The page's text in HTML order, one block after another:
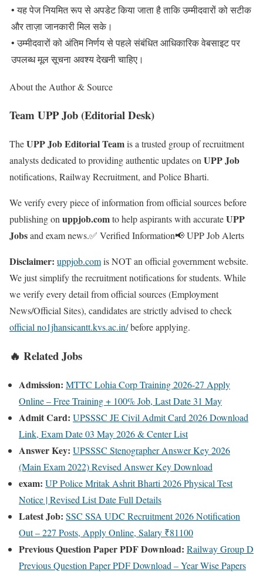
• यह पेज नियमित रूप से अपडेट किया जाता है ताकि उम्मीदवारों को सटीक
और ताज़ा जानकारी मिल सके।
• उम्मीदवारों को अंतिम निर्णय से पहले संबंधित आधिकारिक वेबसाइट पर
उपलब्ध मूल सूचना अवश्य देखनी चाहिए।
About the Author & Source
Team UPP Job (Editorial Desk)
TheUPP Job Editorial Teamis a trusted group of recruitment
analysts dedicated to providing authentic updates on UPP Job
notifications, Railway Recruitment, and Police Bharti.
We verify every piece of information from official sources before
publishing on uppjob.comto help aspirants with accurateUPP
Jobsand exam news.✅ Verified Information📢 UPP Job Alerts
Disclaimer: uppjob.comis NOT an official government website.
We just simplify the recruitment notifications for students. While
we verify every detail from official sources (Employment
News/Official Sites), candidates are strictly advised to check
official no1jhansicantt.kvs.ac.in/before applying.
🔥 Related Jobs
Admission: MTTC Lohia Corp Training 2026-27 Apply
Online – Free Training + 100% Job, Last Date 31 May
Admit Card: UPSSSC JE Civil Admit Card 2026 Download
Link, Exam Date 03 May 2026 & Center List
Answer Key: UPSSSC Stenographer Answer Key 2026
(Main Exam 2022) Revised Answer Key Download
exam: UP Police Mritak Ashrit Bharti 2026 Physical Test
Notice | Revised List Date Full Details
Latest Job: SSC SSA UDC Recruitment 2026 Notification
Out – 227 Posts, Apply Online, Salary ₹81100
Previous Question Paper PDF Download: Railway Group D
Previous Question Paper PDF Download – Year Wise Papers